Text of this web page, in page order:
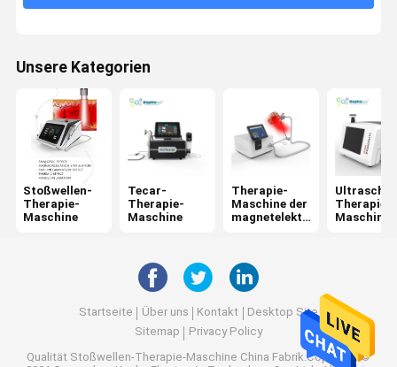
Jet Peel Machine
Ultraschall-Physiotherapie-Maschine
Maschine der fotodynamischen Therapie
Hochfrequenz-Maschine
Microneedling Bruch-Rf
Unsere Kategorien
Stoßwellen-
Therapie-
Maschine
Tecar-
Therapie-
Maschine
Therapie-
Maschine der
magnetelektri
Therapie-
Maschine
Startseite Über uns Kontakt
Desktop Site
Sitemap
Privacy Policy
Qualität Stoßwellen-Therapie-Maschine China Fabrik.Copyright ©